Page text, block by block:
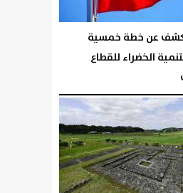
عن خطة خمسية
الخضراء للقطاع
02:57 مـ